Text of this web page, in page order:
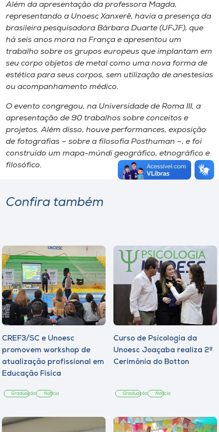
Além da apresentação da professora Magda,
representando a Unoesc Xanxerê, havia a presença da
brasileira pesquisadora Bárbara Duarte (UFJF), que
há seis anos mora na França e apresentou um
trabalho sobre os grupos europeus que implantam em
seu corpo objetos de metal como uma nova forma de
estética para seus corpos, sem utilização de anestesias
ou acompanhamento médico.
O evento congregou, na Universidade de Roma III, a
apresentação de 90 trabalhos sobre conceitos e
projetos. Além disso, houve performances, exposição
de fotografias – sobre a filosofia Posthuman –, e foi
construído um mapa-múndi geográfico, etnográfico e
filosófico.
Confira também
CREF3/SC e Unoesc
promovem workshop de
atualização profissional em
Educação Física
Graduação Notícia
Curso de Psicologia da
Unoesc Joaçaba realiza 2ª
Cerimônia do Botton
Graduação Notícia